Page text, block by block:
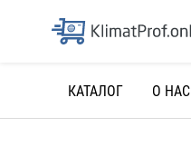
КАТАЛОГ О НАС